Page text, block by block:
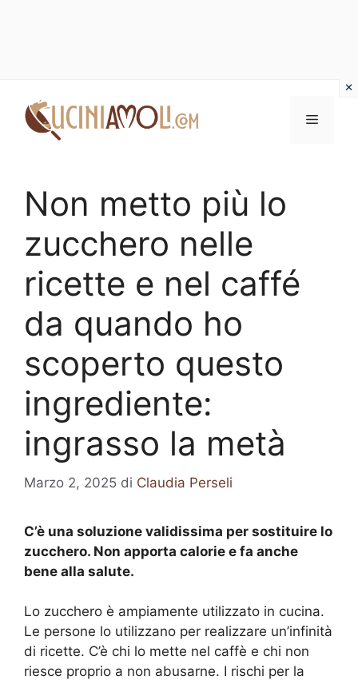
contenuto
Menu
Non metto più lo
zucchero nelle
ricette e nel caffé
da quando ho
scoperto questo
ingrediente:
ingrasso la metà
Marzo 2, 2025 di Claudia Perseli
C’è una soluzione validissima per sostituire lo
zucchero. Non apporta calorie e fa anche
bene alla salute.
Lo zucchero è ampiamente utilizzato in cucina.
Le persone lo utilizzano per realizzare un’infinità
di ricette. C’è chi lo mette nel caffè e chi non
riesce proprio a non abusarne. I rischi per la